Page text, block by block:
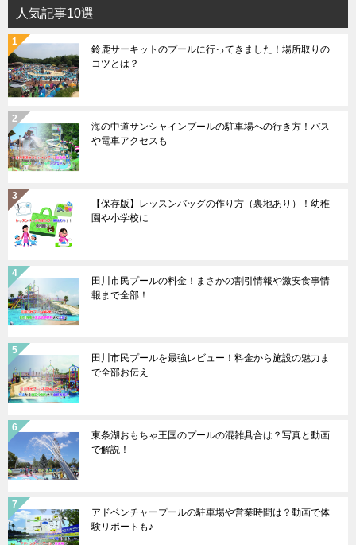
人気記事10選
鈴鹿サーキットのプールに行ってきました！場所取りの
コツとは？
海の中道サンシャインプールの駐車場への行き方！バス
や電車アクセスも
【保存版】レッスンバッグの作り方（裏地あり）！幼稚
園や小学校に
田川市民プールの料金！まさかの割引情報や激安食事情
報まで全部！
田川市民プールを最強レビュー！料金から施設の魅力ま
で全部お伝え
東条湖おもちゃ王国のプールの混雑具合は？写真と動画
で解説！
アドベンチャープールの駐車場や営業時間は？動画で体
験リポートも♪